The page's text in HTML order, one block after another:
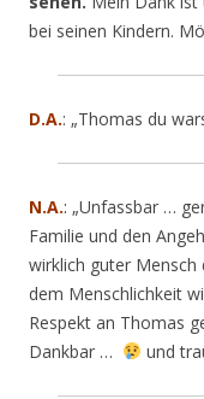
bei seinen Kindern.
D.A.: „Thomas du
N.A.: „Unfassbar …
Familie und den
wirklich guter
dem Menschlichkeit
Respekt an Thomas
Dankbar …
und